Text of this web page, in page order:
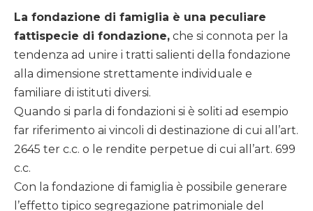
La fondazione di famiglia è una peculiare
fattispecie di fondazione, che si connota per la
tendenza ad unire i tratti salienti della fondazione
alla dimensione strettamente individuale e
familiare di istituti diversi.
Quando si parla di fondazioni si è soliti ad esempio
far riferimento ai vincoli di destinazione di cui all’art.
2645 ter c.c. o le rendite perpetue di cui all’art. 699
c.c.
Con la fondazione di famiglia è possibile generare
l’effetto tipico segregazione patrimoniale del